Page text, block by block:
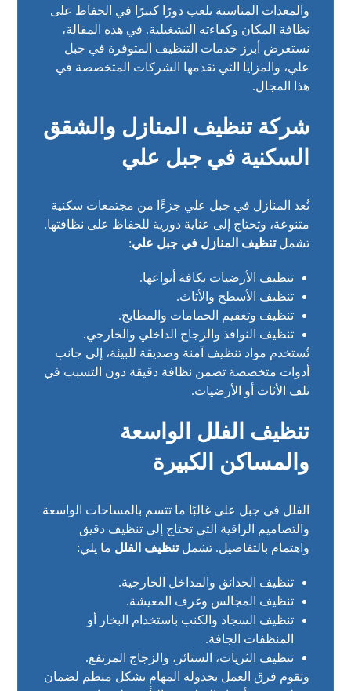
والمعدات المناسبة يلعب دورًا كبيرًا في الحفاظ على
نظافة المكان وكفاءته التشغيلية. في هذه المقالة،
نستعرض أبرز خدمات التنظيف المتوفرة في جبل
علي، والمزايا التي تقدمها الشركات المتخصصة في
هذا المجال.
شركة تنظيف المنازل والشقق
السكنية في جبل علي
تُعد المنازل في جبل علي جزءًا من مجتمعات سكنية
متنوعة، وتحتاج إلى عناية دورية للحفاظ على نظافتها.
تشملتنظيف المنازل في جبل علي:
تنظيف الأرضيات بكافة أنواعها.
تنظيف الأسطح والأثاث.
تنظيف وتعقيم الحمامات والمطابخ.
تنظيف النوافذ والزجاج الداخلي والخارجي.
تُستخدم مواد تنظيف آمنة وصديقة للبيئة، إلى جانب
أدوات متخصصة تضمن نظافة دقيقة دون التسبب في
تلف الأثاث أو الأرضيات.
تنظيف الفلل الواسعة
والمساكن الكبيرة
الفلل في جبل علي غالبًا ما تتسم بالمساحات الواسعة
والتصاميم الراقية التي تحتاج إلى تنظيف دقيق
واهتمام بالتفاصيل. تشملتنظيف الفلل ما يلي:
تنظيف الحدائق والمداخل الخارجية.
تنظيف المجالس وغرف المعيشة.
تنظيف السجاد والكنب باستخدام البخار أو
المنظفات الجافة.
تنظيف الثريات، الستائر، والزجاج المرتفع.
وتقوم فرق العمل بجدولة المهام بشكل منظم لضمان